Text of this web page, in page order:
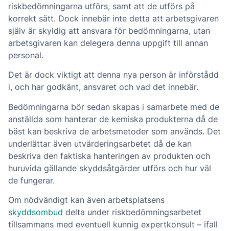
riskbedömningarna utförs, samt att de utförs på
korrekt sätt. Dock innebär inte detta att arbetsgivaren
själv är skyldig att ansvara för bedömningarna, utan
arbetsgivaren kan delegera denna uppgift till annan
personal.
Det är dock viktigt att denna nya person är införstådd
i, och har godkänt, ansvaret och vad det innebär.
Bedömningarna bör sedan skapas i samarbete med de
anställda som hanterar de kemiska produkterna då de
bäst kan beskriva de arbetsmetoder som används. Det
underlättar även utvärderingsarbetet då de kan
beskriva den faktiska hanteringen av produkten och
huruvida gällande skyddsåtgärder utförs och hur väl
de fungerar.
Om nödvändigt kan även arbetsplatsens
skyddsombud delta under riskbedömningsarbetet
tillsammans med eventuell kunnig expertkonsult – ifall